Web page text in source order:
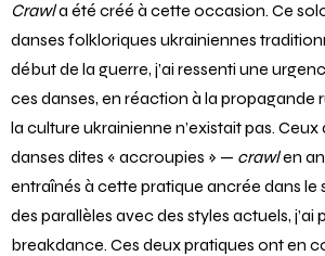
Crawla été créé à cette occasion. Ce
danses folkloriques ukrainiennes
début de la guerre, j’ai ressenti une
ces danses, en réaction à la propagande
la culture ukrainienne n’existait pas.
danses dites « accroupies » — crawlen
entraînés à cette pratique ancrée dans le
des parallèles avec des styles actuels, j’ai
breakdance. Ces deux pratiques ont en